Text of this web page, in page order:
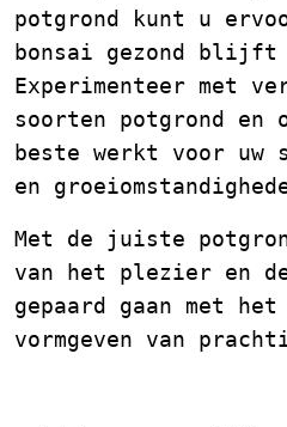
potgrond kunt u
bonsai gezond blijft
Experimenteer met
soorten potgrond en
beste werkt voor uw
en
Met de juiste
van het plezier en
gepaard gaan met
vormgeven van